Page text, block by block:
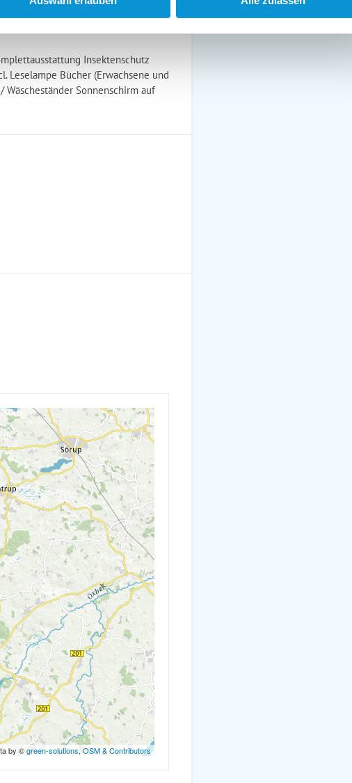
Insektenschutz
Leselampe Bücher (Erwachsene und
Sonnenschirm auf
by ©green-solutions, OSM & Contributors